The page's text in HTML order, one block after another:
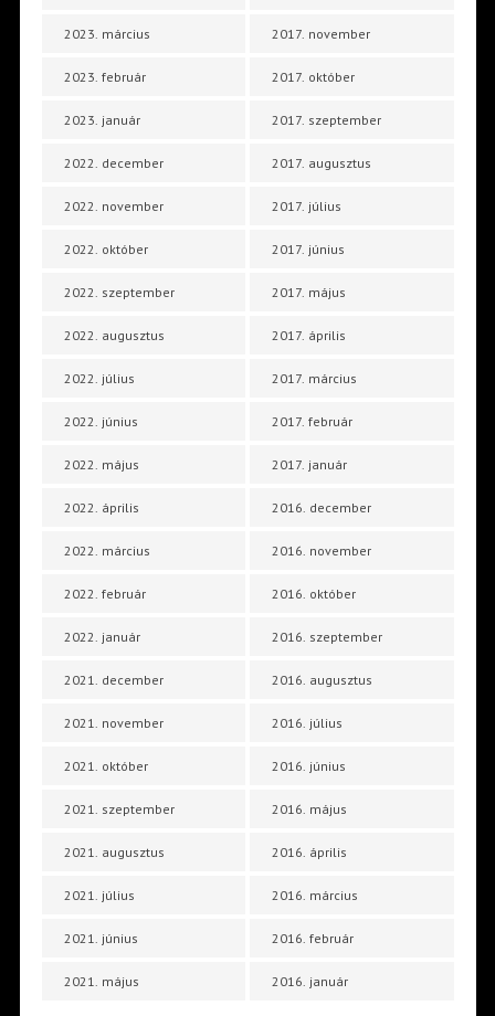
2023. március
2023. február
2023. január
2022. december
2022. november
2022. október
2022. szeptember
2022. augusztus
2022. július
2022. június
2022. május
2022. április
2022. március
2022. február
2022. január
2021. december
2021. november
2021. október
2021. szeptember
2021. augusztus
2021. július
2021. június
2021. május
2017. november
2017. október
2017. szeptember
2017. augusztus
2017. július
2017. június
2017. május
2017. április
2017. március
2017. február
2017. január
2016. december
2016. november
2016. október
2016. szeptember
2016. augusztus
2016. július
2016. június
2016. május
2016. április
2016. március
2016. február
2016. január